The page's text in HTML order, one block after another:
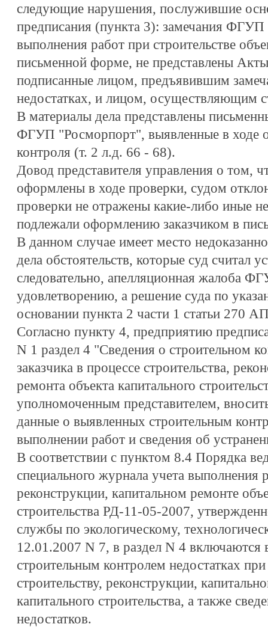
следующие нарушения, послужившие
предписания (пункта 3): замечания ФГУП
выполнения работ при строительстве
письменной форме, не представлены
подписанные лицом, предъявившим
недостатках, и лицом, осуществляющим
В материалы дела представлены
ФГУП "Росморпорт", выявленные в ходе
контроля (т. 2 л.д. 66 - 68).
Довод представителя управления о том,
оформлены в ходе проверки, судом
проверки не отражены какие-либо иные
подлежали оформлению заказчиком в
В данном случае имеет место
дела обстоятельств, которые суд считал
следовательно, апелляционная жалоба
удовлетворению, а решение суда по
основании пункта 2 части 1 статьи 270
Согласно пункту 4, предприятию
N 1 раздел 4 "Сведения о строительном
заказчика в процессе строительства,
ремонта объекта капитального
уполномоченным представителем,
данные о выявленных строительным
выполнении работ и сведения об
В соответствии с пунктом 8.4 Порядка
специального журнала учета выполнения
реконструкции, капитальном ремонте
строительства РД-11-05-2007,
службы по экологическому,
12.01.2007 N 7, в раздел N 4 включаются
строительным контролем недостатках
строительству, реконструкции,
капитального строительства, а также
недостатков.